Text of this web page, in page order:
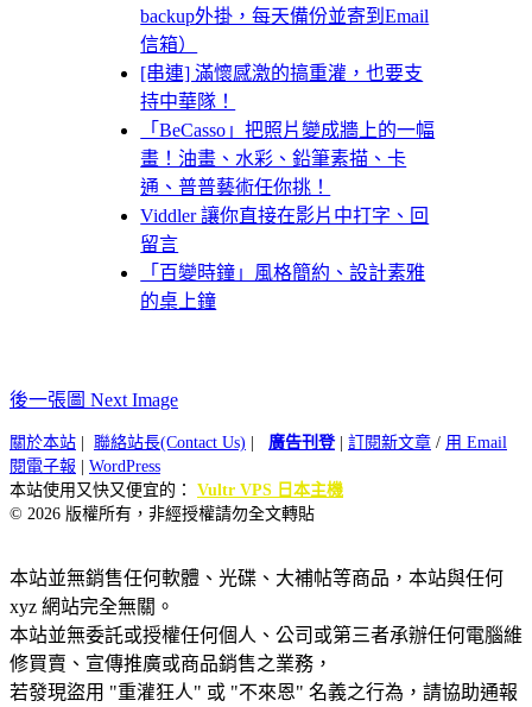
backup外掛，每天備份並寄到Email
信箱）
[串連] 滿懷感激的搞重灌，也要支
持中華隊！
「BeCasso」把照片變成牆上的一幅
畫！油畫、水彩、鉛筆素描、卡
通、普普藝術任你挑！
Viddler 讓你直接在影片中打字、回
留言
「百變時鐘」風格簡約、設計素雅
的桌上鐘
後一張圖 Next Image
關於本站 聯絡站長(Contact Us) 廣告刊登| 訂閱新文章 / 用 Email
閱電子報
WordPress
本站使用又快又便宜的： Vultr VPS 日本主機
© 2026 版權所有，非經授權請勿全文轉貼
本站並無銷售任何軟體、光碟、大補帖等商品，本站與任何
xyz 網站完全無關。
本站並無委託或授權任何個人、公司或第三者承辦任何電腦維
修買賣、宣傳推廣或商品銷售之業務，
若發現盜用 "重灌狂人" 或 "不來恩" 名義之行為，請協助通報